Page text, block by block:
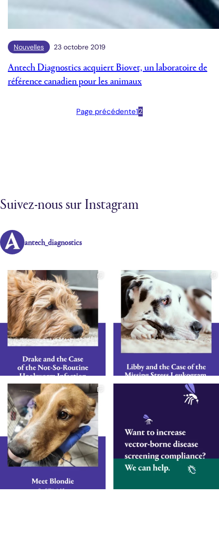
Nouvelles 23 octobre 2019
Antech Diagnostics acquiert Biovet, un laboratoire de
référence canadien pour les animaux
Page précédente12
Suivez-nous sur Instagram
antech_diagnostics